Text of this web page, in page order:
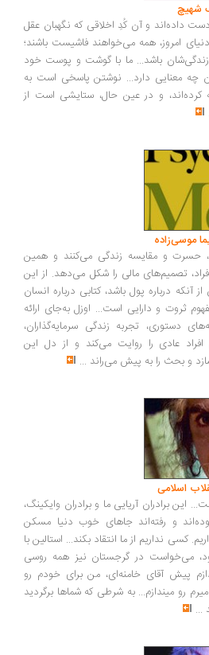
شهیچ‭
داده‌اند و آن کُدِ اخلاقی که نگهبان عقل
امروز، همه می‌خواهند فاشیست باشند؛
باشد... ما با گوشت و پوست خود
چه معنایی دارد... نوشتن پاسخی است به
کرده‌اند، و در عین حال، ستایشی است از
موسی‌زاده
حسرت و مقایسه زندگی می‌کنند و همین
تصمیم‌های مالی را شکل می‌دهد. از این
درباره پول باشد، کتابی درباره انسان
ثروت و دارایی است... اوزل به‌جای ارائه
دستوری، تجربه زندگی سرمایه‌گذاران،
افراد عادی را روایت می‌کند و از دل این
و بحث را به پیش می‌راند ...
اسلامی
این برادران آریایی ما و برادران وایکینگ،
و رفته‌اند جاهای خوب دنیا مسکن
کسی نداریم از ما انتقاد بکند... استالین با
می‌خواست در گرجستان نیز همه روسی
پیش آقای خامنه‌ای، من برای خودم رو
رو میندازم... به شرطی که شماها برگردید
...